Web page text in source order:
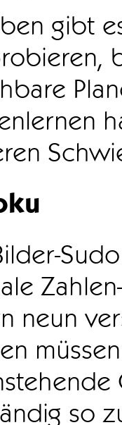
gibt
neun
so